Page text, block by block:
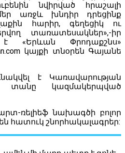
նվիրված հրաշալի
առջև խնդիր դրեցինք
հարիր, գեղեցիկ ու
տառատեսակներ»,-իր
«Երևան Փրոդաքշնս»
կայքի տնօրեն Գայանե
է Կառավարության
տանը կազմակերպված
ռելիեֆ նախագծի բոլոր
հատուկ շնորհակալագրեր: